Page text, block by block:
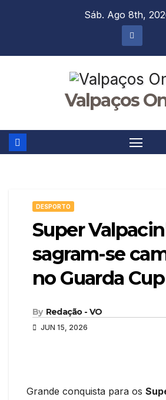
Sáb. Ago 8th,
Valpaços
DESPORTO
Super
sagram-se
no Guarda
By Redação - VO
JUN 15, 2026
Grande conquista para os